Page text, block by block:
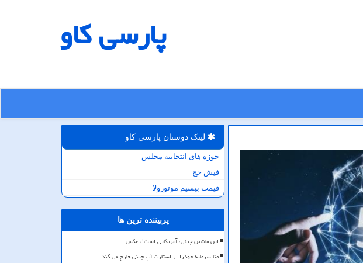
پارسی كاو
لینک دوستان پارسی كاو
حوزه های انتخابیه مجلس
فیش حج
قیمت بیسیم موتورولا
پربیننده ترین ها
این ماشین چینی، آمریکایی است!، عکس
متا سرمایه خودرا از استارت آپ چینی خارج می کند